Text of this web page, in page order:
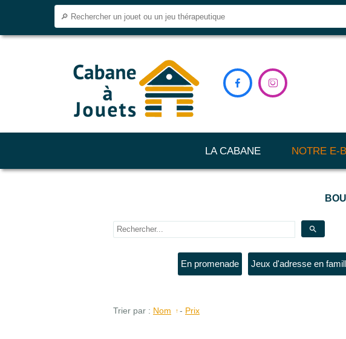
LA CABANE NOTRE E-
 
search
En promenade Jeux d'adresse en
Trier par : Nom - Prix